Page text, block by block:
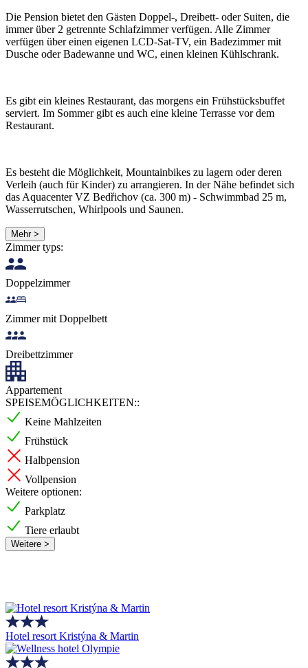
Die Pension bietet den Gästen Doppel-, Dreibett- oder Suiten, die
immer über 2 getrennte Schlafzimmer verfügen. Alle Zimmer
verfügen über einen eigenen LCD-Sat-TV, ein Badezimmer mit
Dusche oder Badewanne und WC, einen kleinen Kühlschrank.
Es gibt ein kleines Restaurant, das morgens ein Frühstücksbuffet
serviert. Im Sommer gibt es auch eine kleine Terrasse vor dem
Restaurant.
Es besteht die Möglichkeit, Mountainbikes zu lagern oder deren
Verleih (auch für Kinder) zu arrangieren. In der Nähe befindet sich
das Aquacenter VZ Bedřichov (ca. 300 m) - Schwimmbad 25 m,
Wasserrutschen, Whirlpools und Saunen.
Mehr >
Zimmer typs:
Doppelzimmer
Zimmer mit Doppelbett
Dreibettzimmer
Appartement
SPEISEMÖGLICHKEITEN::
Keine Mahlzeiten
Frühstück
Halbpension
Vollpension
Weitere optionen:
Parkplatz
Tiere erlaubt
Weitere >
Hotel resort Kristýna & Martin